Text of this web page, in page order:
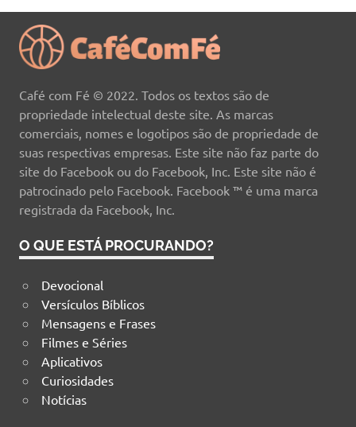
Café com Fé © 2022. Todos os textos são de
propriedade intelectual deste site. As marcas
comerciais, nomes e logotipos são de propriedade de
suas respectivas empresas. Este site não faz parte do
site do Facebook ou do Facebook, Inc. Este site não é
patrocinado pelo Facebook. Facebook ™ é uma marca
registrada da Facebook, Inc.
O QUE ESTÁ PROCURANDO?
Devocional
Versículos Bíblicos
Mensagens e Frases
Filmes e Séries
Aplicativos
Curiosidades
Notícias